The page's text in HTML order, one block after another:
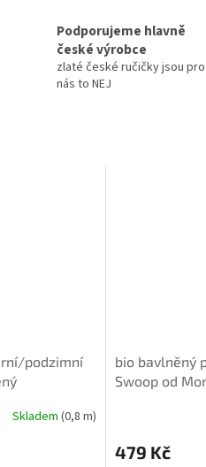
Podporujeme hlavně
české výrobce
zlaté české ručičky jsou pro
nás to NEJ
podzimní
Skladem (0,8 m)
bio bavlněný
Swoop od
479 Kč